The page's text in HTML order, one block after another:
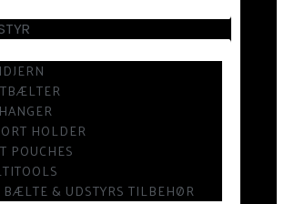
HOLDER
POUCHES
BÆLTE & UDSTYRS TILBEHØR